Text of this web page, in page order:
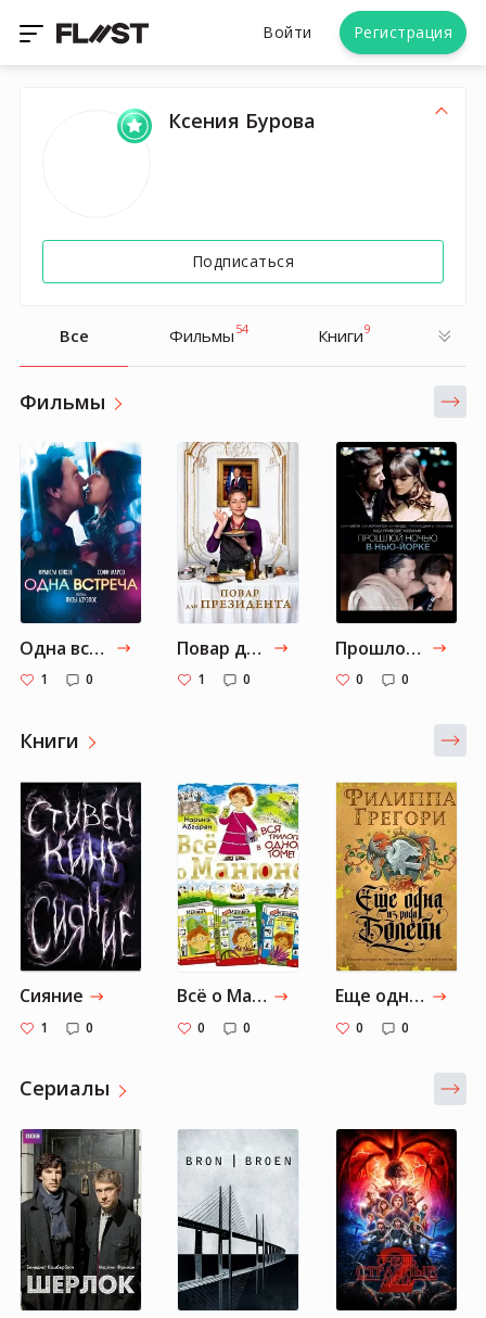
Войти Регистрация
Ксения Бурова
Подписаться
Все Фильмы 54 Книги9
Фильмы
Одна встреча
1 0
Повар для президента
1 0
Прошлой ночью в Нью-Йорке
0 0
Книги
Сияние
1 0
Всё о Манюне (сборник)
0 0
Еще одна из рода Болейн
0 0
Cериалы